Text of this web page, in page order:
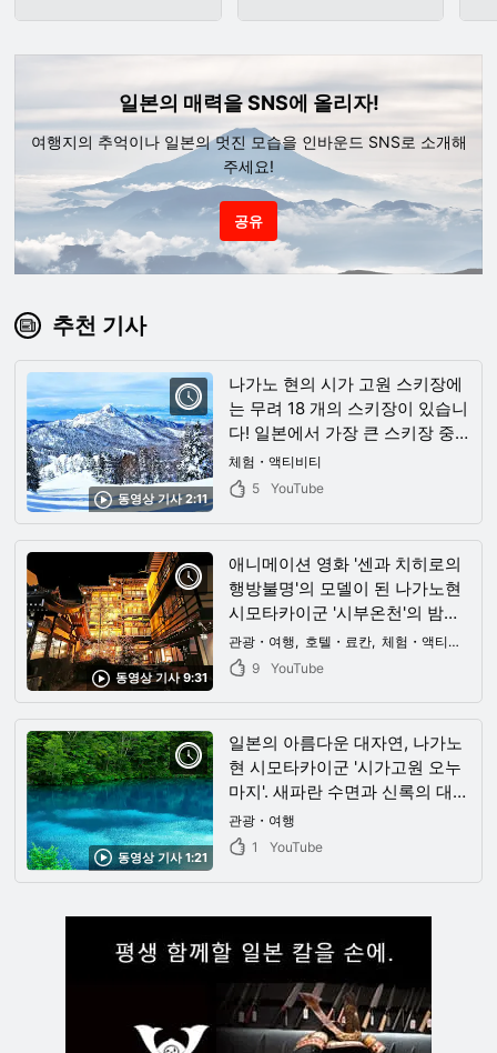
일본의 매력을 SNS에 올리자!
여행지의 추억이나 일본의 멋진 모습을 인바운드 SNS로 소개해
주세요!
공유
추천 기사
동영상 기사 2:11
나가노 현의 시가 고원 스키장에
는 무려 18 개의 스키장이 있습니
다! 일본에서 가장 큰 스키장 중
하나는 겨울 스포츠의 성역이었
습니다!
체험・액티비티
5
YouTube
동영상 기사 9:31
애니메이션 영화 '센과 치히로의
행방불명'의 모델이 된 나가노현
시모타카이군 '시부온천'의 밤을
동영상으로! 환상적인 분위기는
마치 다른 세계! 일상의 번잡함에
여행으로
관광・여행 호텔・료칸
체험・액티비티
9
YouTube
동영상 기사 1:21
일본의 아름다운 대자연, 나가노
현 시모타카이군 '시가고원 오누
마지'. 새파란 수면과 신록의 대비
는 마치 한 장의 그림을 보는 듯
한 아름다움!
관광・여행
1
YouTube